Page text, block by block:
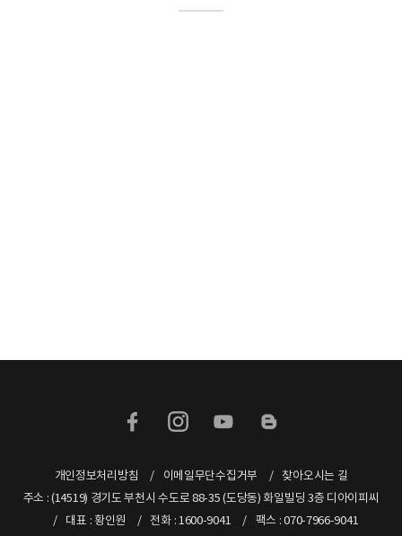
개인정보처리방침 이메일무단수집거부
찾아오시는 길
주소 : (14519) 경기도 부천시 수도로 88-35 (도당동) 화일빌딩 3층 디아이피씨
대표 : 황인원
전화 : 1600-9041
팩스 : 070-7966-9041